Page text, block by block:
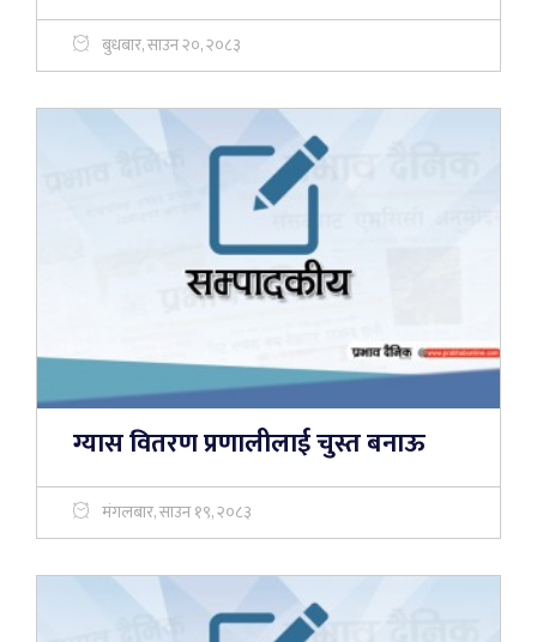
बुधबार, साउन २०, २०८३
ग्यास वितरण प्रणालीलाई चुस्त बनाऊ
मंगलबार, साउन १९, २०८३